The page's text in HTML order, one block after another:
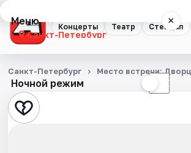
Концерты Театр Стендап
Меню ×
Санкт-Петербург
Концерты
Театр
Стендап
Ночной режим ☾
Санкт-Петербург Место встречи: